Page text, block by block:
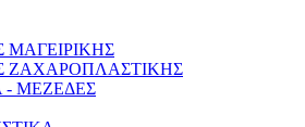
ΜΑΓΕΙΡΙΚΗΣ
ΖΑΧΑΡΟΠΛΑΣΤΙΚΗΣ
- ΜΕΖΕΔΕΣ